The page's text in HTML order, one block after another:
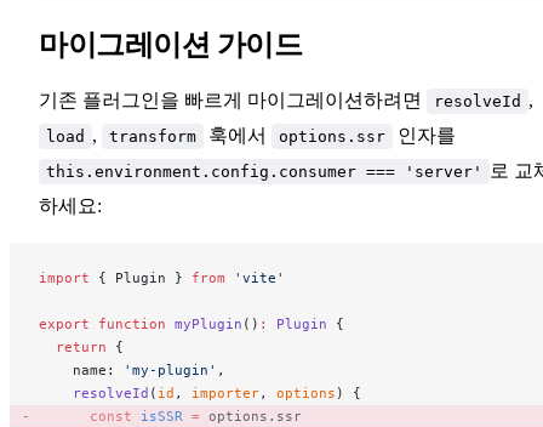
마이그레이션 가이드
기존 플러그인을 빠르게 마이그레이션하려면 resolveId ,
load , transform 훅에서 options.ssr 인자를
this.environment.config.consumer === 'server'
로 교
하세요:
import { Plugin } from 'vite'
export function myPlugin () : Plugin {
  return
{
    name:
'my-plugin' ,
    resolveId
( id , importer, options ) {
      const
isSSR = options.ssr